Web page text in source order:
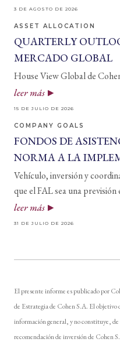
3 DE AGOSTO DE 2026
ASSET ALLOCATION
QUARTERLY
MERCADO GLOBAL
House View Global de
leer más
15 DE JULIO DE 2026
COMPANY GOALS
FONDOS DE
NORMA A LA
Vehículo, inversión y
que el FAL sea una previsión
leer más
31 DE JULIO DE 2026
El presente informe es publicado por
de Estrategia de Cohen S.A. El
información general, y no constituye,
recomendación de inversión de Cohen